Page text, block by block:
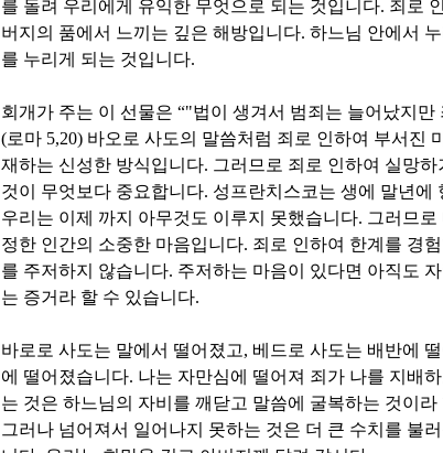
를 돌려 우리에게 유익한 무엇으로 되는 것입니다. 죄로
버지의 품에서 느끼는 깊은 해방입니다. 하느님 안에서
를 누리게 되는 것입니다.
회개가 주는 이 선물은 “"법이 생겨서 범죄는 늘어났지
(로마 5,20) 바오로 사도의 말씀처럼 죄로 인하여 부서진
재하는 신성한 방식입니다. 그러므로 죄로 인하여 실망
것이 무엇보다 중요합니다. 성프란치스코는 생에 말년에
우리는 이제 까지 아무것도 이루지 못했습니다. 그러므로
정한 인간의 소중한 마음입니다. 죄로 인하여 한계를 경
를 주저하지 않습니다. 주저하는 마음이 있다면 아직도
는 증거라 할 수 있습니다.
바로로 사도는 말에서 떨어졌고, 베드로 사도는 배반에
에 떨어졌습니다. 나는 자만심에 떨어져 죄가 나를 지배
는 것은 하느님의 자비를 깨닫고 말씀에 굴복하는 것이
그러나 넘어져서 일어나지 못하는 것은 더 큰 수치를 불